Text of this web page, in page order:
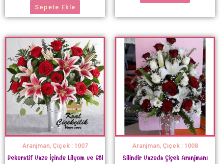
Sepete Ekle
Aranjman, Çiçek : 1007
Dekoratif Vazo İçinde Lilyum ve Gül
Aranjman, Çiçek : 1008
Silindir Vazoda Çiçek Aranjmanı